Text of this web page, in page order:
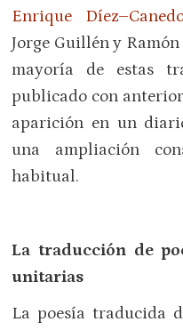
Enrique
Jorge Guillén y
mayoría de estas
publicado con
aparición en un
una ampliación
habitual.
La traducción de
unitarias
La poesía traducida